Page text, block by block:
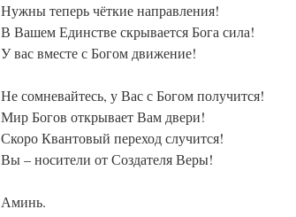
Нужны теперь чёткие направления!
В Вашем Единстве скрывается Бога сила!
У вас вместе с Богом движение!
Не сомневайтесь, у Вас с Богом получится!
Мир Богов открывает Вам двери!
Скоро Квантовый переход случится!
Вы – носители от Создателя Веры!
Аминь.